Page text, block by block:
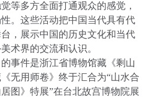
等多方全面打通观众的感觉，
。这些活动把中国当代具有代
，展示中国的历史文化和当代
术界的交流和认识。
事件是浙江省博物馆藏《剩山
无用师卷》终于汇合为“山水合
图》特展”在台北故宫博物院展